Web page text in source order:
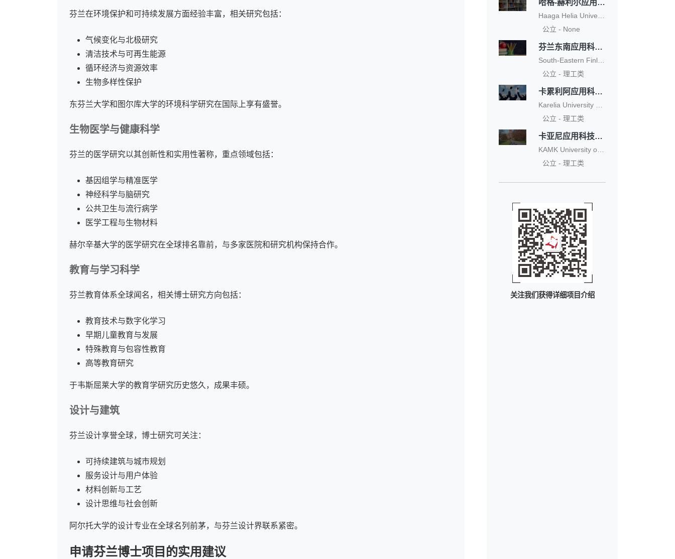
芬兰在环境保护和可持续发展方面经验丰富，相关研究包括：
气候变化与北极研究
清洁技术与可再生能源
循环经济与资源效率
生物多样性保护
东芬兰大学和图尔库大学的环境科学研究在国际上享有盛誉。
生物医学与健康科学
芬兰的医学研究以其创新性和实用性著称，重点领域包括：
基因组学与精准医学
神经科学与脑研究
公共卫生与流行病学
医学工程与生物材料
赫尔辛基大学的医学研究在全球排名靠前，与多家医院和研究机构保持合作。
教育与学习科学
芬兰教育体系全球闻名，相关博士研究方向包括：
教育技术与数字化学习
早期儿童教育与发展
特殊教育与包容性教育
高等教育研究
于韦斯屈莱大学的教育学研究历史悠久，成果丰硕。
设计与建筑
芬兰设计享誉全球，博士研究可关注：
可持续建筑与城市规划
服务设计与用户体验
材料创新与工艺
设计思维与社会创新
阿尔托大学的设计专业在全球名列前茅，与芬兰设计界联系紧密。
申请芬兰博士项目的实用建议
哈格-赫利尔应用科技大学
Haaga Helia University of Applied Sciences
公立 - None
芬兰东南应用科技大学
South-Eastern Finland University of Applied Sciences
公立 - 理工类
卡累利阿应用科技大学
Karelia University of Applied Sciences
公立 - 理工类
卡亚尼应用科技大学
KAMK University of Applied Sciences
公立 - 理工类
关注我们获得详细项目介绍